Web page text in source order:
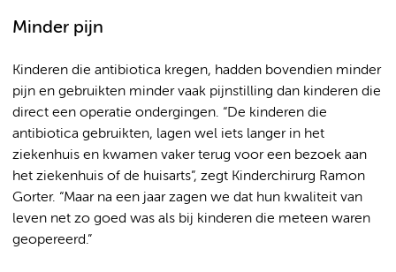
Minder pijn
Kinderen die antibiotica kregen, hadden bovendien minder
pijn en gebruikten minder vaak pijnstilling dan kinderen die
direct een operatie ondergingen. “De kinderen die
antibiotica gebruikten, lagen wel iets langer in het
ziekenhuis en kwamen vaker terug voor een bezoek aan
het ziekenhuis of de huisarts”, zegt Kinderchirurg Ramon
Gorter. “Maar na een jaar zagen we dat hun kwaliteit van
leven net zo goed was als bij kinderen die meteen waren
geopereerd.”